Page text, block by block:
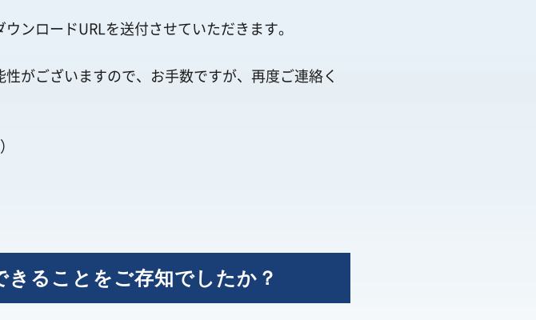
ンロードURLを送付させていただきます。
がございますので、お手数ですが、再度ご連絡く
ることをご存知でしたか？